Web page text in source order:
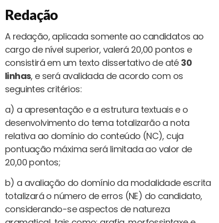
Redação
A redação, aplicada somente ao candidatos ao
cargo de nível superior, valerá 20,00 pontos e
consistirá em um texto dissertativo de até 30
linhas, e será avalidada de acordo com os
seguintes critérios:
a) a apresentação e a estrutura textuais e o
desenvolvimento do tema totalizarão a nota
relativa ao domínio do conteúdo (NC), cuja
pontuação máxima será limitada ao valor de
20,00 pontos;
b) a avaliação do domínio da modalidade escrita
totalizará o número de erros (NE) do candidato,
considerando-se aspectos de natureza